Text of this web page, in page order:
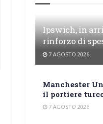
Ipswich, in
rinforzo di
7 AGOSTO 2026
Manchester
il portiere
7 AGOSTO 2026